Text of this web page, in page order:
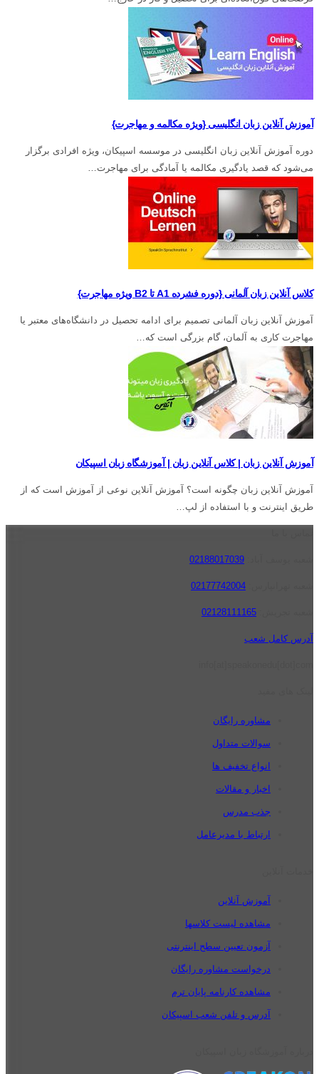
آموزش آنلاين زبان انگلیسی {ویژه مکالمه و مهاجرت}
دوره آموزش آنلاین زبان انگلیسی در موسسه اسپیکان، ویژه افرادی برگزار
می‌شود که قصد یادگیری مکالمه یا آمادگی برای مهاجرت…
کلاس آنلاین زبان آلمانی {دوره فشرده A1 تا B2 ویژه مهاجرت}
آموزش آنلاین زبان آلمانی تصمیم برای ادامه تحصیل در دانشگاه‌های معتبر یا
مهاجرت کاری به آلمان، گام بزرگی است که…
آموزش آنلاین زبان | کلاس آنلاین زبان | آموزشگاه زبان اسپیکان
آموزش آنلاین زبان چگونه است؟ آموزش آنلاین نوعی از آموزش است که از
طریق اینترنت و با استفاده از لپ…
02188017039
02177742004
02128111165
آدرس کامل شعب
مشاوره رایگان
سوالات متداول
انواع تخفیف ها
اخبار و مقالات
جذب مدرس
ارتباط با مدیرعامل
آموزش آنلاین
مشاهده لیست کلاسها
آزمون تعیین سطح اینترنتی
درخواست مشاوره رایگان
مشاهده کارنامه پایان ترم
آدرس و تلفن شعب اسپیکان